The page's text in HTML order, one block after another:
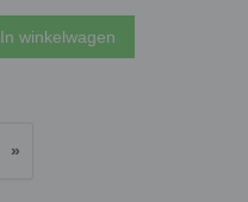
In winkelwagen
»